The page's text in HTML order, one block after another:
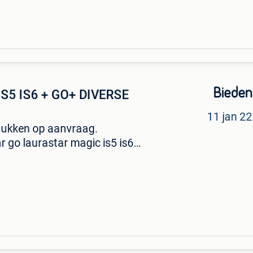
IS6 + GO+ DIVERSE
op aanvraag.
go laurastar magic is5 is6
Bieden
11 jan 22